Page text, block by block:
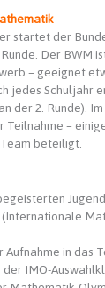
startet der
Der BWM
– geeignet
jedes Schuljahr
der 2. Runde).
Teilnahme –
beteiligt.
(Internationale
Aufnahme in das
IMO-